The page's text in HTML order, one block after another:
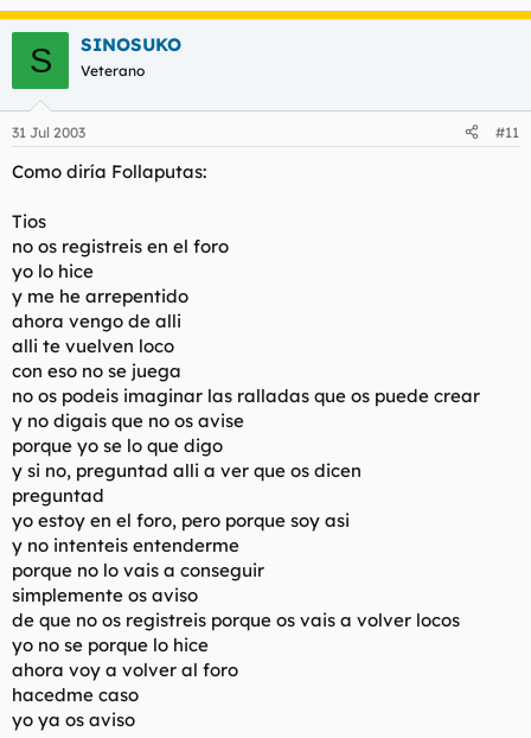
S SINOSUKO
Veterano
31 Jul 2003 #11
Como diría Follaputas:
Tios
no os registreis en el foro
yo lo hice
y me he arrepentido
ahora vengo de alli
alli te vuelven loco
con eso no se juega
no os podeis imaginar las ralladas que os puede crear
y no digais que no os avise
porque yo se lo que digo
y si no, preguntad alli a ver que os dicen
preguntad
yo estoy en el foro, pero porque soy asi
y no intenteis entenderme
porque no lo vais a conseguir
simplemente os aviso
de que no os registreis porque os vais a volver locos
yo no se porque lo hice
ahora voy a volver al foro
hacedme caso
yo ya os aviso